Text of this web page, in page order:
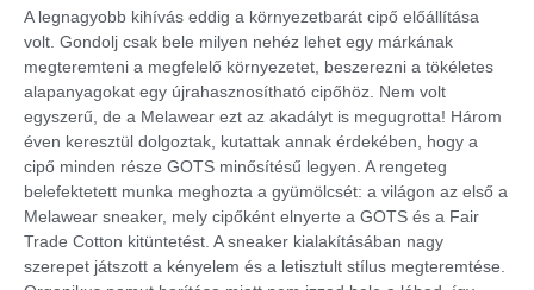
A legnagyobb kihívás eddig a környezetbarát cipő előállítása
volt. Gondolj csak bele milyen nehéz lehet egy márkának
megteremteni a megfelelő környezetet, beszerezni a tökéletes
alapanyagokat egy újrahasznosítható cipőhöz. Nem volt
egyszerű, de a Melawear ezt az akadályt is megugrotta! Három
éven keresztül dolgoztak, kutattak annak érdekében, hogy a
cipő minden része GOTS minősítésű legyen. A rengeteg
belefektetett munka meghozta a gyümölcsét: a világon az első a
Melawear sneaker, mely cipőként elnyerte a GOTS és a Fair
Trade Cotton kitüntetést. A sneaker kialakításában nagy
szerepet játszott a kényelem és a letisztult stílus megteremtése.